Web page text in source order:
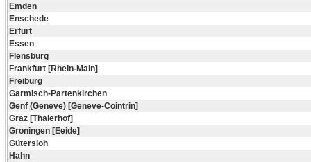
Emden
Enschede
Erfurt
Essen
Flensburg
Frankfurt [Rhein-Main]
Freiburg
Garmisch-Partenkirchen
Genf (Geneve) [Geneve-Cointrin]
Graz [Thalerhof]
Groningen [Eeide]
Gütersloh
Hahn